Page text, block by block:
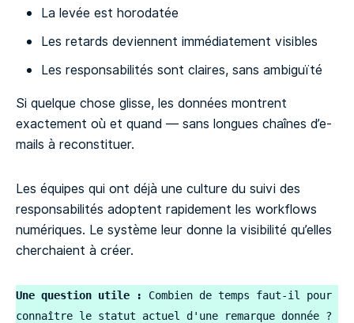
La levée est horodatée
Les retards deviennent immédiatement visibles
Les responsabilités sont claires, sans ambiguïté
Si quelque chose glisse, les données montrent
exactement où et quand — sans longues chaînes d’e-
mails à reconstituer.
Les équipes qui ont déjà une culture du suivi des
responsabilités adoptent rapidement les workflows
numériques. Le système leur donne la visibilité qu’elles
cherchaient à créer.
Une question utile :
Combien de temps faut-il pour
connaître le statut actuel d'une remarque donnée ?